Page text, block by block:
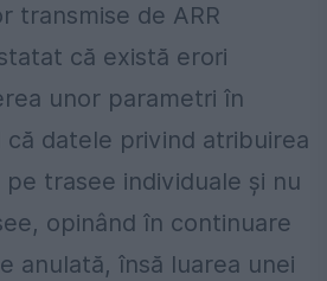
transmise de ARR
că există erori
unor parametri în
că datele privind atribuirea
trasee individuale şi nu
opinând în continuare
anulată, însă luarea unei